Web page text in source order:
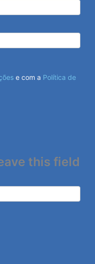
e com a Política de
this field